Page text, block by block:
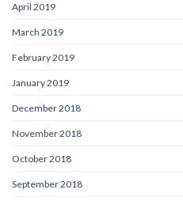
April 2019
March 2019
February 2019
January 2019
December 2018
November 2018
October 2018
September 2018